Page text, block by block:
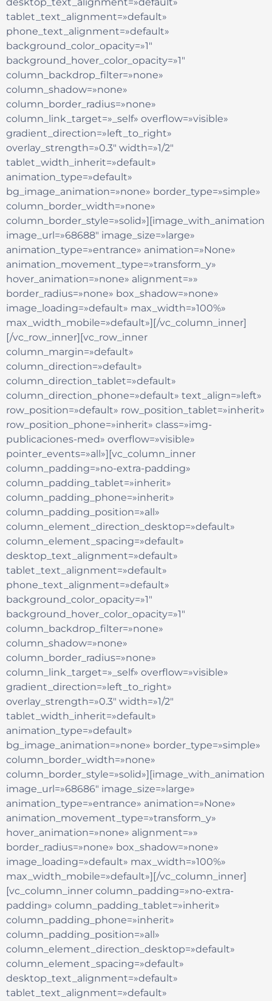
tablet_text_alignment=»default»
phone_text_alignment=»default»
background_color_opacity=»1″
background_hover_color_opacity=»1″
column_backdrop_filter=»none»
column_shadow=»none»
column_border_radius=»none»
column_link_target=»_self» overflow=»visible»
gradient_direction=»left_to_right»
overlay_strength=»0.3″ width=»1/2″
tablet_width_inherit=»default»
animation_type=»default»
bg_image_animation=»none» border_type=»simple»
column_border_width=»none»
column_border_style=»solid»][image_with_animation
image_url=»68688″ image_size=»large»
animation_type=»entrance» animation=»None»
animation_movement_type=»transform_y»
hover_animation=»none» alignment=»»
border_radius=»none» box_shadow=»none»
image_loading=»default» max_width=»100%»
max_width_mobile=»default»][/vc_column_inner]
[/vc_row_inner][vc_row_inner
column_margin=»default»
column_direction=»default»
column_direction_tablet=»default»
column_direction_phone=»default» text_align=»left»
row_position=»default» row_position_tablet=»inherit»
row_position_phone=»inherit» class=»img-
publicaciones-med» overflow=»visible»
pointer_events=»all»][vc_column_inner
column_padding=»no-extra-padding»
column_padding_tablet=»inherit»
column_padding_phone=»inherit»
column_padding_position=»all»
column_element_direction_desktop=»default»
column_element_spacing=»default»
desktop_text_alignment=»default»
tablet_text_alignment=»default»
phone_text_alignment=»default»
background_color_opacity=»1″
background_hover_color_opacity=»1″
column_backdrop_filter=»none»
column_shadow=»none»
column_border_radius=»none»
column_link_target=»_self» overflow=»visible»
gradient_direction=»left_to_right»
overlay_strength=»0.3″ width=»1/2″
tablet_width_inherit=»default»
animation_type=»default»
bg_image_animation=»none» border_type=»simple»
column_border_width=»none»
column_border_style=»solid»][image_with_animation
image_url=»68686″ image_size=»large»
animation_type=»entrance» animation=»None»
animation_movement_type=»transform_y»
hover_animation=»none» alignment=»»
border_radius=»none» box_shadow=»none»
image_loading=»default» max_width=»100%»
max_width_mobile=»default»][/vc_column_inner]
[vc_column_inner column_padding=»no-extra-
padding» column_padding_tablet=»inherit»
column_padding_phone=»inherit»
column_padding_position=»all»
column_element_direction_desktop=»default»
column_element_spacing=»default»
desktop_text_alignment=»default»
tablet_text_alignment=»default»